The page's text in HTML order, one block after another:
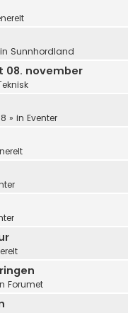
Sunnhordland
08. november
» in Eventer
Forumet